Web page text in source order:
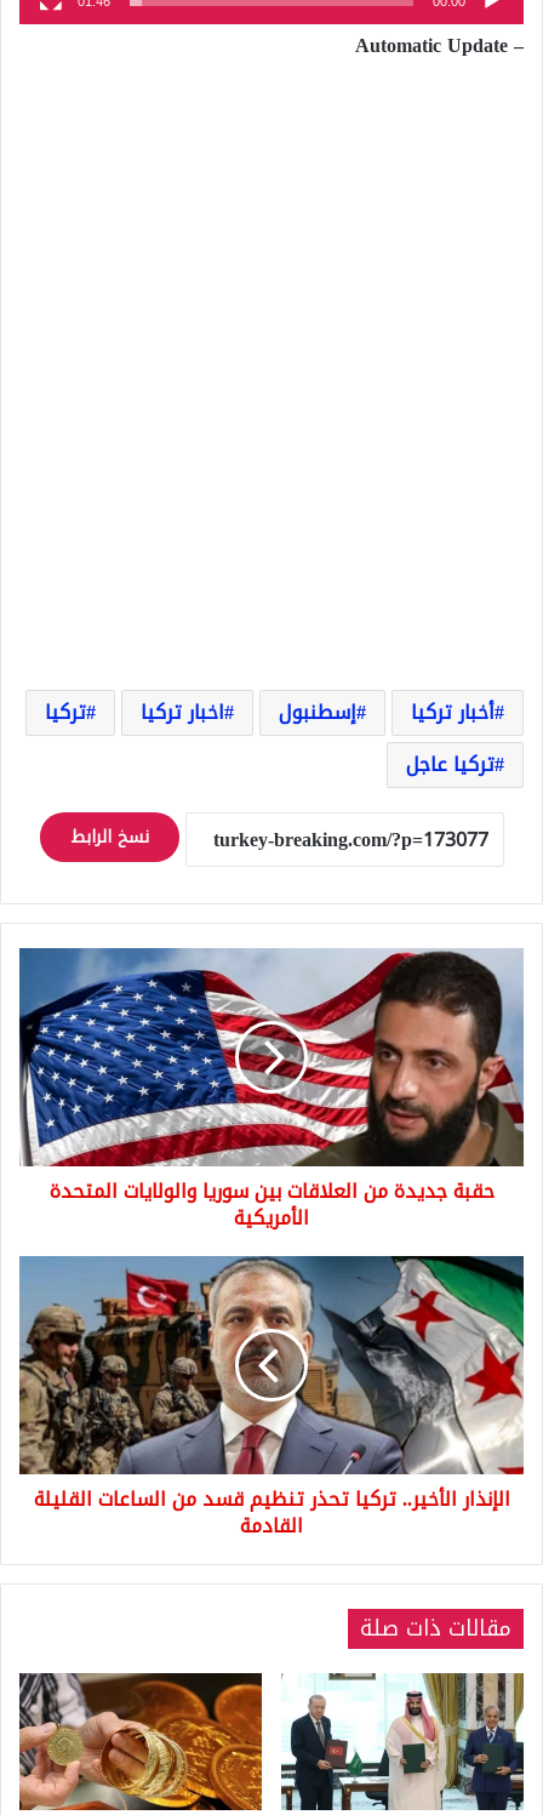
– Automatic Update
أخبار تركيا إسطنبول اخبار تركيا
تركيا
تركيا عاجل
نسخ الرابط
جديدة
من
العلاقات
بين
سوريا
والولايات
المتحدة
الأمريكية
حقبة جديدة من العلاقات بين سوريا والولايات المتحدة
الأمريكية
الإنذار
الأخير..
تركيا
تحذر
تنظيم
قسد
من
الساعات
القليلة
القادمة
الإنذار الأخير.. تركيا تحذر تنظيم قسد من الساعات القليلة
القادمة
مقالات ذات صلة